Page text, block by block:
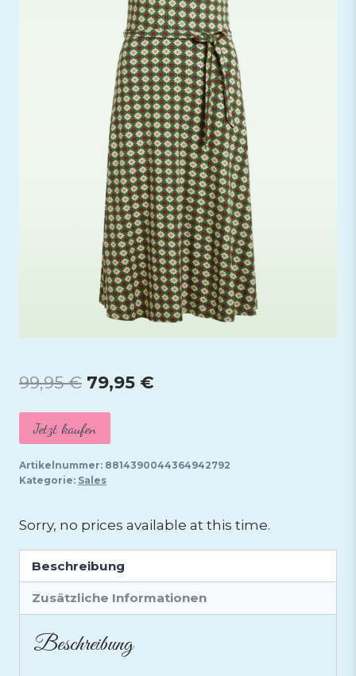
99,95€ Ursprünglicher
Preis
war:
99,95 €
79,95 €
79,95 €.
Jetzt kaufen
Artikelnummer: 8814390044364942792
Kategorie: Sales
Sorry, no prices available at this time.
Beschreibung
Zusätzliche Informationen
Beschreibung